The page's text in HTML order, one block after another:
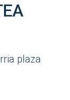
plaza